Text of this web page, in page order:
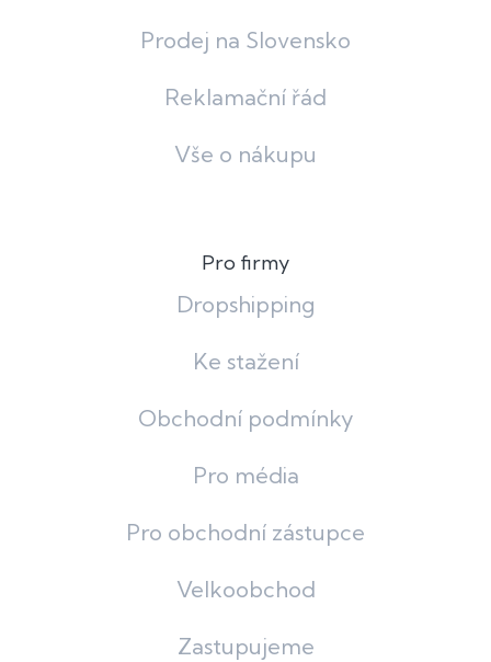
Prodej na Slovensko
Reklamační řád
Vše o nákupu
Pro firmy
Dropshipping
Ke stažení
Obchodní podmínky
Pro média
Pro obchodní zástupce
Velkoobchod
Zastupujeme